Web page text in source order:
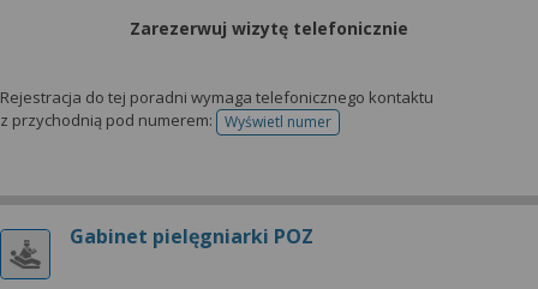
Zarezerwuj wizytę telefonicznie
Rejestracja do tej poradni wymaga telefonicznego kontaktu
z przychodnią pod numerem:
Wyświetl numertelefonu do rejestracji
Gabinet pielęgniarki POZ